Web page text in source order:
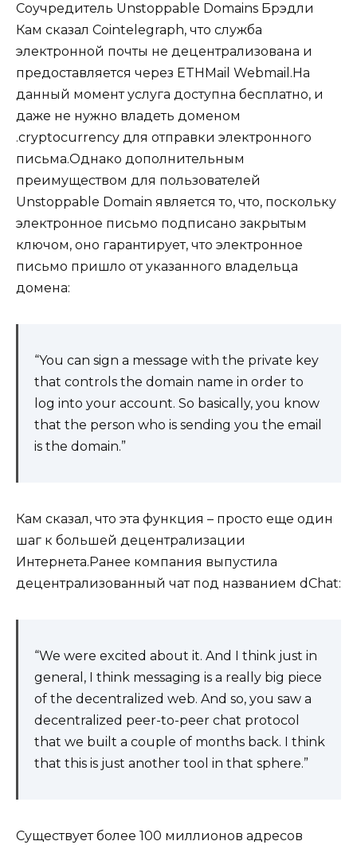
Соучредитель Unstoppable Domains Брэдли
Кам сказал Cointelegraph, что служба
электронной почты не децентрализована и
предоставляется через ETHMail Webmail.На
данный момент услуга доступна бесплатно, и
даже не нужно владеть доменом
.cryptocurrency для отправки электронного
письма.Однако дополнительным
преимуществом для пользователей
Unstoppable Domain является то, что, поскольку
электронное письмо подписано закрытым
ключом, оно гарантирует, что электронное
письмо пришло от указанного владельца
домена:
“You can sign a message with the private key
that controls the domain name in order to
log into your account. So basically, you know
that the person who is sending you the email
is the domain.”
Кам сказал, что эта функция – просто еще один
шаг к большей децентрализации
Интернета.Ранее компания выпустила
децентрализованный чат под названием dChat:
“We were excited about it. And I think just in
general, I think messaging is a really big piece
of the decentralized web. And so, you saw a
decentralized peer-to-peer chat protocol
that we built a couple of months back. I think
that this is just another tool in that sphere.”
Существует более 100 миллионов адресов